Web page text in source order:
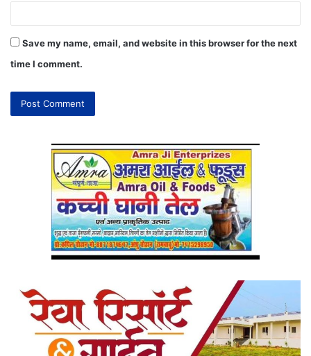
Save my name, email, and website in this browser for the next
time I comment.